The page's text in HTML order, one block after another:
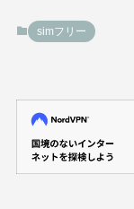
simフリー